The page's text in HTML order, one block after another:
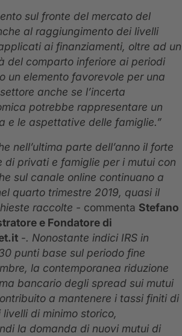
sul fronte del mercato del
al raggiungimento dei livelli
ai finanziamenti, oltre ad un
del comparto inferiore ai periodi
un elemento favorevole per una
anche se l’incerta
potrebbe rappresentare un
e le aspettative delle famiglie.”
nell’ultima parte dell’anno il forte
di privati e famiglie per i mutui con
sul canale online continuano a
quarto trimestre 2019, quasi il
raccolte - commenta Stefano
e Fondatore di
-. Nonostante indici IRS in
punti base sul periodo fine
la contemporanea riduzione
bancario degli spread sui mutui
a mantenere i tassi finiti di
di minimo storico,
la domanda di nuovi mutui di